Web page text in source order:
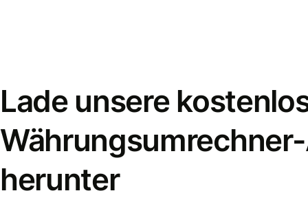
Lade unsere
herunter